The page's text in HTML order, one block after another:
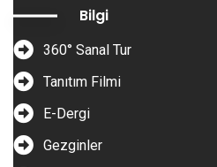
Bilgi
360° Sanal Tur
Tanıtım Filmi
E-Dergi
Gezginler